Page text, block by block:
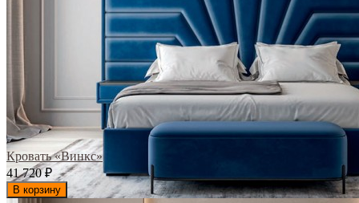
Кровать «Винкс»
41 720₽
В корзину